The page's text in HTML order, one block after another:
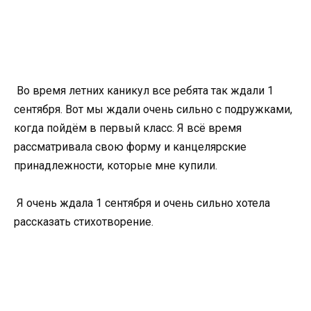
Во время летних каникул все ребята так ждали 1
сентября. Вот мы ждали очень сильно с подружками,
когда пойдём в первый класс. Я всё время
рассматривала свою форму и канцелярские
принадлежности, которые мне купили.
Я очень ждала 1 сентября и очень сильно хотела
рассказать стихотворение.